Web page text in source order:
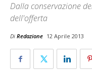
Dalla conservazione
dell'offerta
Di Redazione 12 Aprile 2013